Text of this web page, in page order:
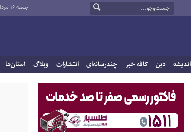
جمعه ۱۶ مرداد ۱۴۰۵
اندیشه دین کافه خبر چندرسانه‌ای انتشارات وبلاگ استان‌ها